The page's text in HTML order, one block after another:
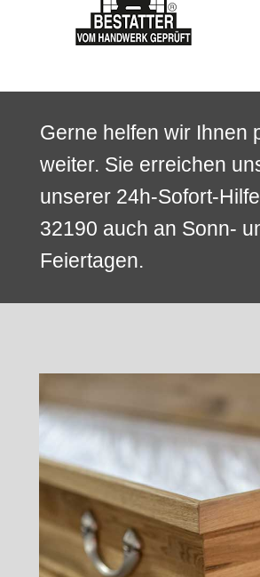
Gerne helfen wir Ihnen
weiter. Sie erreichen
unserer 24h-Sofort-
32190 auch an Sonn-
Feiertagen.